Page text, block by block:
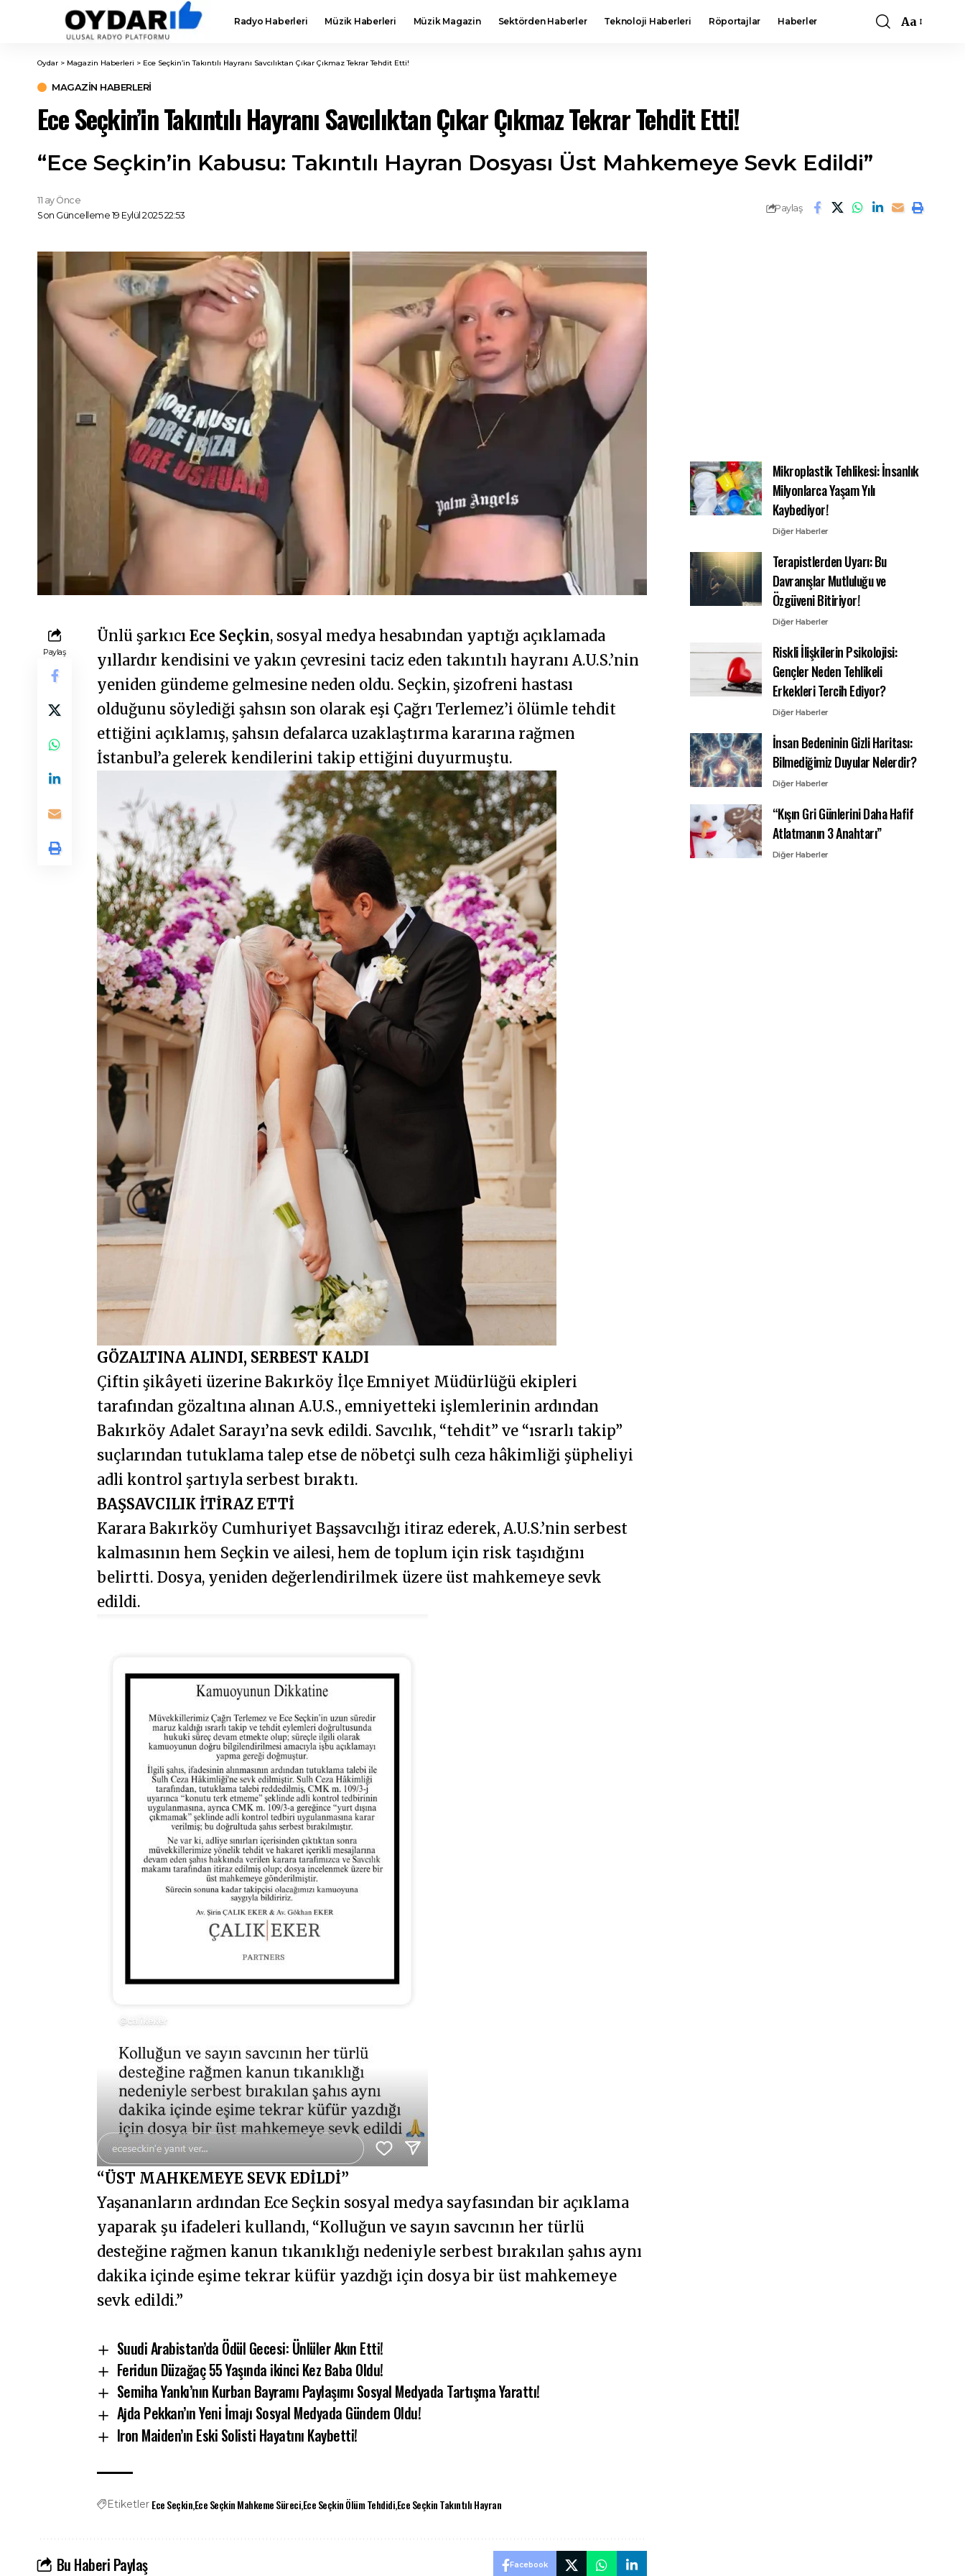
Radyo Haberleri Müzik Haberleri Müzik Magazin Sektörden Haberler Teknoloji Haberleri Röportajlar Haberler
Font
Aa
Oydar > Magazin Haberleri > Ece Seçkin’in Takıntılı Hayranı Savcılıktan Çıkar Çıkmaz Tekrar Tehdit Etti!
MAGAZIN HABERLERI
Ece Seçkin’in Takıntılı Hayranı Savcılıktan Çıkar Çıkmaz Tekrar Tehdit Etti!
“Ece Seçkin’in Kabusu: Takıntılı Hayran Dosyası Üst Mahkemeye Sevk Edildi”
Son Güncelleme 19 Eylül 2025 22:53
11 ay Önce
Paylaş
Paylaş
Ünlü şarkıcıEce Seçkin, sosyal medya hesabından yaptığı açıklamada
yıllardır kendisini ve yakın çevresini taciz eden takıntılı hayranı A.U.S.’nin
yeniden gündeme gelmesine neden oldu. Seçkin, şizofreni hastası
olduğunu söylediği şahsın son olarak eşi Çağrı Terlemez’i ölümle tehdit
ettiğini açıklamış, şahsın defalarca uzaklaştırma kararına rağmen
İstanbul’a gelerek kendilerini takip ettiğini duyurmuştu.
GÖZALTINA ALINDI, SERBEST KALDI
Çiftin şikâyeti üzerine Bakırköy İlçe Emniyet Müdürlüğü ekipleri
tarafından gözaltına alınan A.U.S., emniyetteki işlemlerinin ardından
Bakırköy Adalet Sarayı’na sevk edildi. Savcılık, “tehdit” ve “ısrarlı takip”
suçlarından tutuklama talep etse de nöbetçi sulh ceza hâkimliği şüpheliyi
adli kontrol şartıyla serbest bıraktı.
BAŞSAVCILIK İTİRAZ ETTİ
Karara Bakırköy Cumhuriyet Başsavcılığı itiraz ederek, A.U.S.’nin serbest
kalmasının hem Seçkin ve ailesi, hem de toplum için risk taşıdığını
belirtti. Dosya, yeniden değerlendirilmek üzere üst mahkemeye sevk
edildi.
“ÜST MAHKEMEYE SEVK EDİLDİ”
Yaşananların ardından Ece Seçkin sosyal medya sayfasından bir açıklama
yaparak şu ifadeleri kullandı, “Kolluğun ve sayın savcının her türlü
desteğine rağmen kanun tıkanıklığı nedeniyle serbest bırakılan şahıs aynı
dakika içinde eşime tekrar küfür yazdığı için dosya bir üst mahkemeye
sevk edildi.”
Suudi Arabistan’da Ödül Gecesi: Ünlüler Akın Etti!
Feridun Düzağaç 55 Yaşında ikinci Kez Baba Oldu!
Semiha Yankı’nın Kurban Bayramı Paylaşımı Sosyal Medyada Tartışma Yarattı!
Ajda Pekkan’ın Yeni İmajı Sosyal Medyada Gündem Oldu!
Iron Maiden’ın Eski Solisti Hayatını Kaybetti!
Etiketler Ece SeçkinEce Seçkin Mahkeme SüreciEce Seçkin Ölüm TehdidiEce Seçkin Takıntılı Hayran
Bu Haberi Paylaş Facebook
Mikroplastik Tehlikesi: İnsanlık
Milyonlarca Yaşam Yılı
Kaybediyor!
Diğer Haberler
Terapistlerden Uyarı: Bu
Davranışlar Mutluluğu ve
Özgüveni Bitiriyor!
Diğer Haberler
Riskli İlişkilerin Psikolojisi:
Gençler Neden Tehlikeli
Erkekleri Tercih Ediyor?
Diğer Haberler
İnsan Bedeninin Gizli Haritası:
Bilmediğimiz Duyular Nelerdir?
Diğer Haberler
“Kışın Gri Günlerini Daha Hafif
Atlatmanın 3 Anahtarı”
Diğer Haberler